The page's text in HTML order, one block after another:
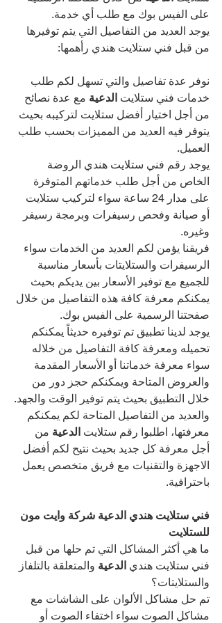
على الفيس بوك مع طلب أي خدمة.
يوجد العديد من التفاصيل التي يتم توفيرها
من قبل فني ستلايت هندي رأهمها:
نوفر عدة تفاصيل والتي تسهل لكم طلب
خدمات فني ستلايت الدعية مع عدة نصائح
من أجل اختيار أفضل ستلايت لتركيبه بحيث
يتوفر فيه العديد من المميزات بحسب طلب
العميل.
يوجد رقم فني ستلايت هندي الروضة
الخاص من أجل طلب خدماتهم المتوفرة
على مدار 24 ساعة سواء لتركيب ستلايت
أو صيانة وفحص رسيفرات وبرمجة رسيفر
وغيره.
فريقنا يؤمن لكم العديد من الخدمات سواء
الرسيفرات والستلايتات بأسعار مناسبة
للجميع مع توفير الأسعار بين يديكم بحيث
يمكنكم معرفة كافة هذه التفاصيل من خلال
صفحتنا الرسمية على الفيس بوك.
يوجد لدينا تطبيق تم توفيره حديثاً يمكنكم
تحميله ومعرفة كافة التفاصيل من خلاله
سواء معرفة خدماتنا أو الأسعار المقدمة
والعروض المتاحة ويمكنكم حجز دور من
خلال التطبيق بحيث يتم توفير الوقت والجهد.
والعديد من التفاصيل المتاحة لكم يمكنكم
معرفتها، اطلبوا رقم ستلايت الدعية من
أجل معرفة كل جديد بحيث نتيح لكم أفضل
الاجهزة والتقنيات مع فريق متخصص يعمل
باحترافية.
فني ستلايت هندي الدعية شركة وايت مون
للستلايت
ما هي أكثر المشاكل التي تم حلها من قبل
فني ستلايت هندي الدعية والمتعلقة بالتلفاز
والستلايتات؟
تم حل مشاكل الألوان على الشاشات مع
مشاكل الصوت سواء اختفاء الصوت أو